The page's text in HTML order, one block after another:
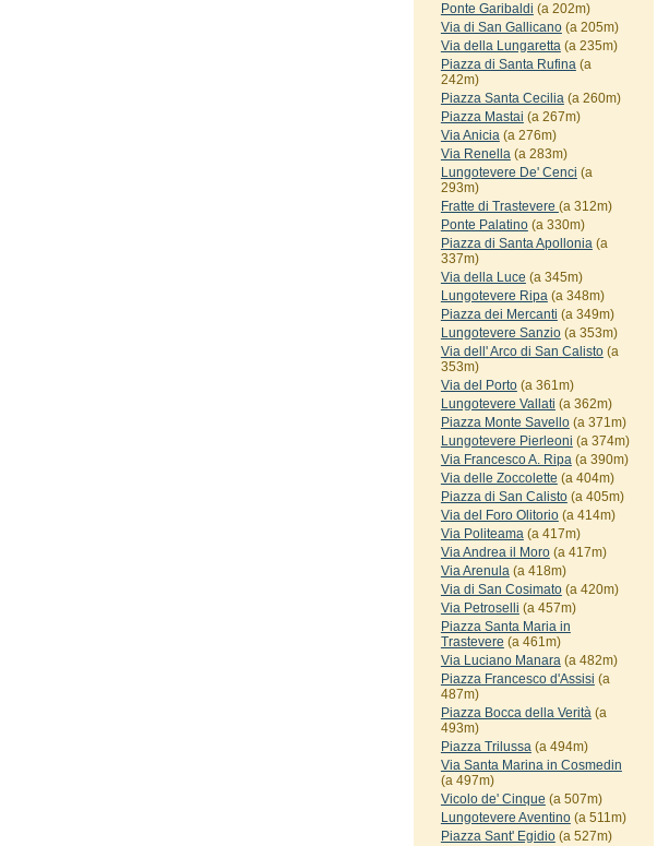
Ponte Garibaldi (a 202m)
Via di San Gallicano(a 205m)
Via della Lungaretta(a 235m)
Piazza di Santa Rufina(a
242m)
Piazza Santa Cecilia(a 260m)
Piazza Mastai (a 267m)
Via Anicia(a 276m)
Via Renella(a 283m)
Lungotevere De' Cenci (a
293m)
Fratte di Trastevere (a 312m)
Ponte Palatino(a 330m)
Piazza di Santa Apollonia(a
337m)
Via della Luce (a 345m)
Lungotevere Ripa(a 348m)
Piazza dei Mercanti (a 349m)
Lungotevere Sanzio(a 353m)
Via dell' Arco di San Calisto(a
353m)
Via del Porto(a 361m)
Lungotevere Vallati (a 362m)
Piazza Monte Savello(a 371m)
Lungotevere Pierleoni (a 374m)
Via Francesco A. Ripa(a 390m)
Via delle Zoccolette (a 404m)
Piazza di San Calisto(a 405m)
Via del Foro Olitorio(a 414m)
Via Politeama(a 417m)
Via Andrea il Moro(a 417m)
Via Arenula(a 418m)
Via di San Cosimato(a 420m)
Via Petroselli (a 457m)
Piazza Santa Maria in
Trastevere (a 461m)
Via Luciano Manara(a 482m)
Piazza Francesco d'Assisi (a
487m)
Piazza Bocca della Verità(a
493m)
Piazza Trilussa(a 494m)
Via Santa Marina in Cosmedin
(a 497m)
Vicolo de' Cinque (a 507m)
Lungotevere Aventino(a 511m)
Piazza Sant' Egidio(a 527m)